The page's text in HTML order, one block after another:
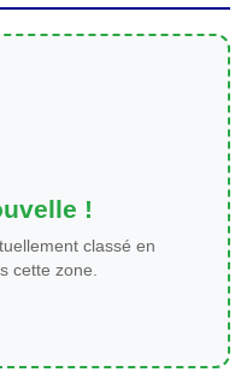
!
classé en
cette zone.